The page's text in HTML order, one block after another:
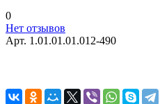
0
Нет отзывов
Арт. 1.01.01.01.012-490